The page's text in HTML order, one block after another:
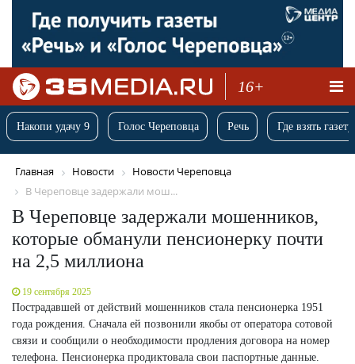
16+
Накопи удачу 9 Голос Череповца Речь Где взять
Главная Новости
Новости Череповца
В Череповце задержали мош...
В Череповце задержали мошенников,
которые обманули пенсионерку почти
на 2,5 миллиона
19 сентября 2025
Пострадавшей от действий мошенников стала пенсионерка 1951
года рождения. Сначала ей позвонили якобы от оператора сотовой
связи и сообщили о необходимости продления договора на номер
телефона. Пенсионерка продиктовала свои паспортные данные.